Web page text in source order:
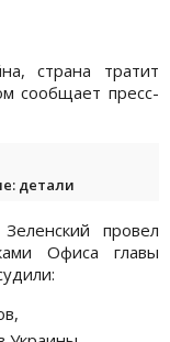
страна тратит
сообщает пресс-
детали
провел
Офиса главы